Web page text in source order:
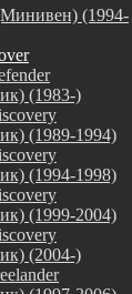
(1994-
(1983-)
(1989-1994)
(1994-1998)
(1999-2004)
(2004-)